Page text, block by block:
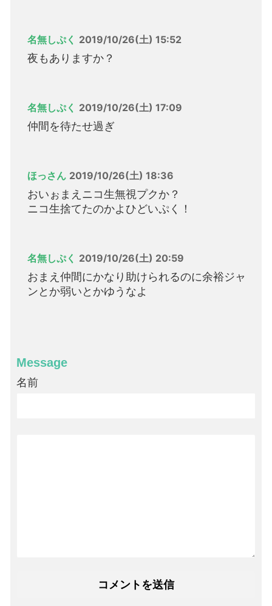
名無しぷく 2019/10/26(土) 15:52
夜もありますか？
名無しぷく 2019/10/26(土) 17:09
仲間を待たせ過ぎ
ほっさん 2019/10/26(土) 18:36
おいぉまえニコ生無視プクか？
ニコ生捨てたのかよひどいぷく！
名無しぷく 2019/10/26(土) 20:59
おまえ仲間にかなり助けられるのに余裕ジャ
ンとか弱いとかゆうなよ
Message
名前